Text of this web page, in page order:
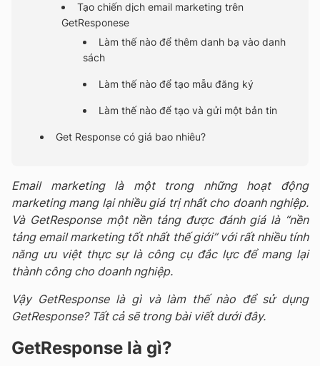
Tạo chiến dịch email marketing trên
GetResponese
Làm thế nào để thêm danh bạ vào danh
sách
Làm thế nào để tạo mẫu đăng ký
Làm thế nào để tạo và gửi một bản tin
Get Response có giá bao nhiêu?
Email marketing là một trong những hoạt động
marketing mang lại nhiều giá trị nhất cho doanh nghiệp.
Và GetResponse một nền tảng được đánh giá là “nền
tảng email marketing tốt nhất thế giới” với rất nhiều tính
năng ưu việt thực sự là công cụ đắc lực để mang lại
thành công cho doanh nghiệp.
Vậy GetResponse là gì và làm thế nào để sử dụng
GetResponse? Tất cả sẽ trong bài viết dưới đây.
GetResponse là gì?